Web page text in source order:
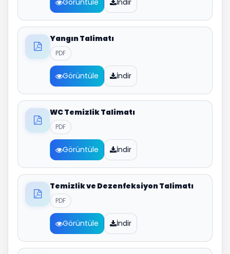
Görüntüle İndir
Yangın Talimatı
PDF
Görüntüle İndir
WC Temizlik Talimatı
PDF
Görüntüle İndir
Temizlik ve Dezenfeksiyon Talimatı
PDF
Görüntüle İndir